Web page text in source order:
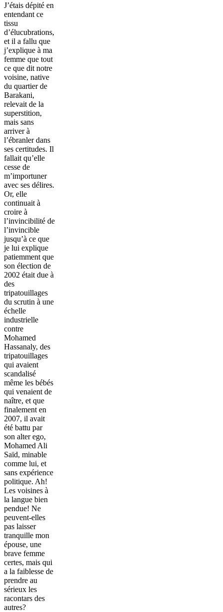
J’étais dépité en
entendant ce
tissu
d’élucubrations,
et il a fallu que
j’explique à ma
femme que tout
ce que dit notre
voisine, native
du quartier de
Barakani,
relevait de la
superstition,
mais sans
arriver à
l’ébranler dans
ses certitudes. Il
fallait qu’elle
cesse de
m’importuner
avec ses délires.
Or, elle
continuait à
croire à
l’invincibilité de
l’invincible
jusqu’à ce que
je lui explique
patiemment que
son élection de
2002 était due à
des
tripatouillages
du scrutin à une
échelle
industrielle
contre
Mohamed
Hassanaly, des
tripatouillages
qui avaient
scandalisé
même les bébés
qui venaient de
naître, et que
finalement en
2007, il avait
été battu par
son alter ego,
Mohamed Ali
Saïd, minable
comme lui, et
sans expérience
politique. Ah!
Les voisines à
la langue bien
pendue! Ne
peuvent-elles
pas laisser
tranquille mon
épouse, une
brave femme
certes, mais qui
a la faiblesse de
prendre au
sérieux les
racontars des
autres?